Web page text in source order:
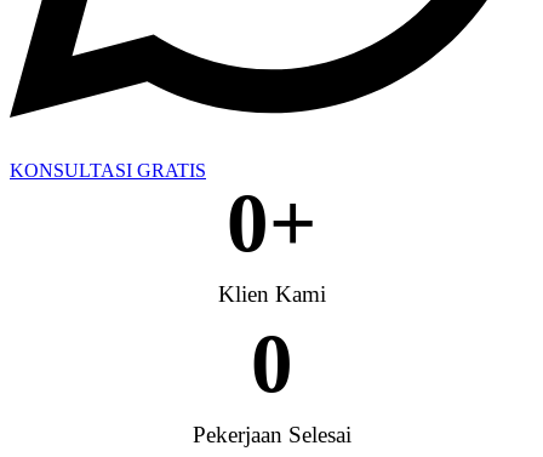
KONSULTASI GRATIS
Klien Kami
0+
Pekerjaan Selesai
0